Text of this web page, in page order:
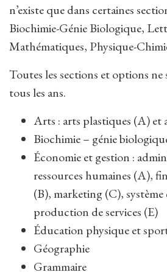
n’existe que dans certaines
Biochimie-Génie Biologique,
Mathématiques, Physique-
Toutes les sections et options ne
tous les ans.
Arts : arts plastiques (A) et
Biochimie – génie
Économie et gestion :
ressources humaines (A),
(B), marketing (C),
production de services (E)
Éducation physique et
Géographie
Grammaire